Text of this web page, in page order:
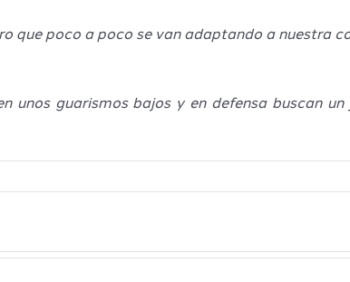
que poco a poco se van adaptando a nuestra
unos guarismos bajos y en defensa buscan
el